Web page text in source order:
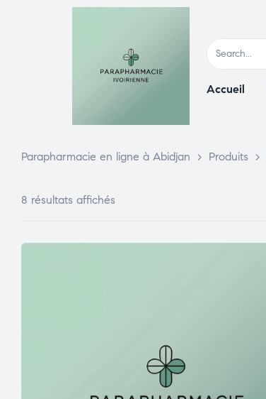
Accueil
Parapharmacie en ligne à Abidjan > Produits >
8 résultats affichés